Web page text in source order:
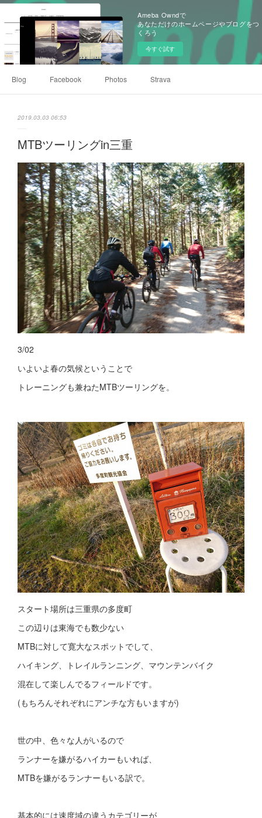
Ameba Owndで
あなただけのホームページやブログをつ
くろう
今すぐ試す
Blog Facebook Photos Strava
2019.03.03 06:53
MTBツーリングin三重
3/02
いよいよ春の気候ということで
トレーニングも兼ねたMTBツーリングを。
スタート場所は三重県の多度町
この辺りは東海でも数少ない
MTBに対して寛大なスポットでして、
ハイキング、トレイルランニング、マウンテンバイク
混在して楽しんでるフィールドです。
(もちろんそれぞれにアンチな方もいますが)
世の中、色々な人がいるので
ランナーを嫌がるハイカーもいれば、
MTBを嫌がるランナーもいる訳で。
基本的には速度域の違うカテゴリーが